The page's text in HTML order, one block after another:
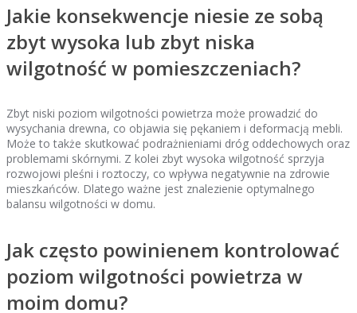
Jakie konsekwencje niesie ze sobą
zbyt wysoka lub zbyt niska
wilgotność w pomieszczeniach?
Zbyt niski poziom wilgotności powietrza może prowadzić do
wysychania drewna, co objawia się pękaniem i deformacją mebli.
Może to także skutkować podrażnieniami dróg oddechowych oraz
problemami skórnymi. Z kolei zbyt wysoka wilgotność sprzyja
rozwojowi pleśni i roztoczy, co wpływa negatywnie na zdrowie
mieszkańców. Dlatego ważne jest znalezienie optymalnego
balansu wilgotności w domu.
Jak często powinienem kontrolować
poziom wilgotności powietrza w
moim domu?